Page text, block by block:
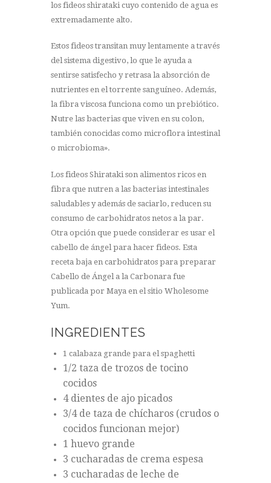
los fideos shirataki cuyo contenido de agua es
extremadamente alto.
Estos fideos transitan muy lentamente a través
del sistema digestivo, lo que le ayuda a
sentirse satisfecho y retrasa la absorción de
nutrientes en el torrente sanguíneo. Además,
la fibra viscosa funciona como un prebiótico.
Nutre las bacterias que viven en su colon,
también conocidas como microflora intestinal
o microbioma».
Los fideos Shirataki son alimentos ricos en
fibra que nutren a las bacterias intestinales
saludables y además de saciarlo, reducen su
consumo de carbohidratos netos a la par.
Otra opción que puede considerar es usar el
cabello de ángel para hacer fideos. Esta
receta baja en carbohidratos para preparar
Cabello de Ángel a la Carbonara fue
publicada por Maya en el sitio Wholesome
Yum.
INGREDIENTES
1 calabaza grande para el spaghetti
1/2 taza de trozos de tocino
cocidos
4 dientes de ajo picados
3/4 de taza de chícharos (crudos o
cocidos funcionan mejor)
1 huevo grande
3 cucharadas de crema espesa
3 cucharadas de leche de